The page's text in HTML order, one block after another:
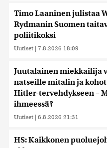
Timo Laaninen julistaa
Rydmanin Suomen
poliitikoksi
Uutiset | 7.8.2026 18:09
Juutalainen miekkailija
natseille mitalin ja
Hitler-tervehdykseen –
ihmeessä?
Uutiset | 6.8.2026 21:31
HS: Kaikkonen